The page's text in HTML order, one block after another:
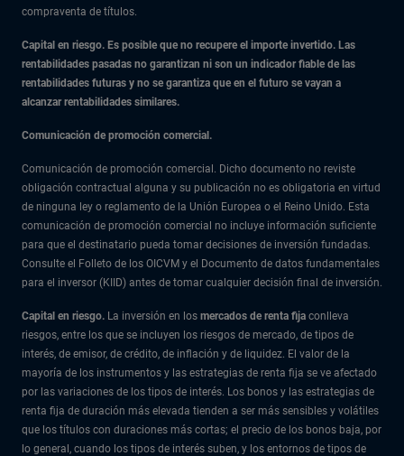
compraventa de títulos.
Capital en riesgo. Es posible que no recupere el importe invertido. Las
rentabilidades pasadas no garantizan ni son un indicador fiable de las
rentabilidades futuras y no se garantiza que en el futuro se vayan a
alcanzar rentabilidades similares.
Comunicación de promoción comercial.
Comunicación de promoción comercial. Dicho documento no reviste
obligación contractual alguna y su publicación no es obligatoria en virtud
de ninguna ley o reglamento de la Unión Europea o el Reino Unido. Esta
comunicación de promoción comercial no incluye información suficiente
para que el destinatario pueda tomar decisiones de inversión fundadas.
Consulte el Folleto de los OICVM y el Documento de datos fundamentales
para el inversor (KIID) antes de tomar cualquier decisión final de inversión.
Capital en riesgo. La inversión en los mercados de renta fija conlleva
riesgos, entre los que se incluyen los riesgos de mercado, de tipos de
interés, de emisor, de crédito, de inflación y de liquidez. El valor de la
mayoría de los instrumentos y las estrategias de renta fija se ve afectado
por las variaciones de los tipos de interés. Los bonos y las estrategias de
renta fija de duración más elevada tienden a ser más sensibles y volátiles
que los títulos con duraciones más cortas; el precio de los bonos baja, por
lo general, cuando los tipos de interés suben, y los entornos de tipos de